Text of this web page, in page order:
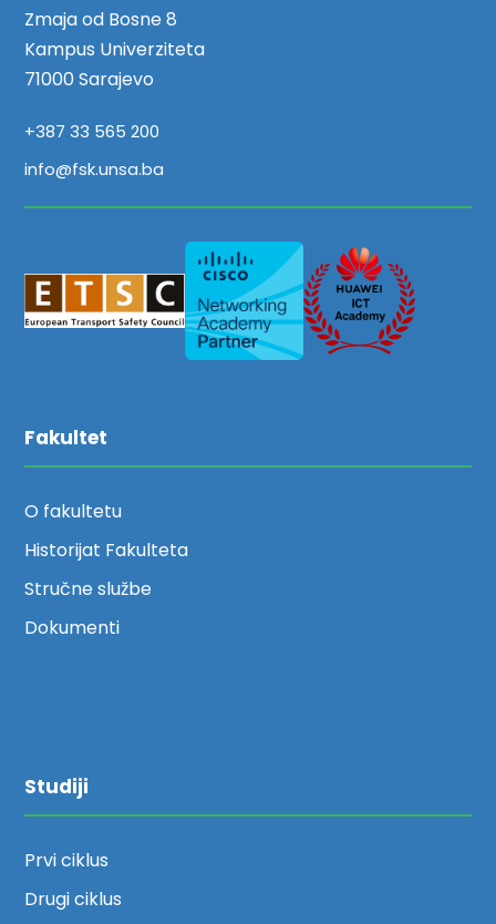
Zmaja od Bosne 8
Kampus Univerziteta
71000 Sarajevo
+387 33 565 200
info@fsk.unsa.ba
Fakultet
O fakultetu
Historijat Fakulteta
Stručne službe
Dokumenti
Studiji
Prvi ciklus
Drugi ciklus